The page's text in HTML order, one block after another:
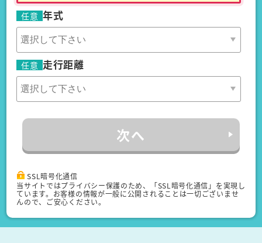
任意 年式
任意 走行距離
次へ
SSL暗号化通信
当サイトではプライバシー保護のため、「SSL暗号化通信」を実現し
ています。お客様の情報が一般に公開されることは一切ございませ
んので、ご安心ください。